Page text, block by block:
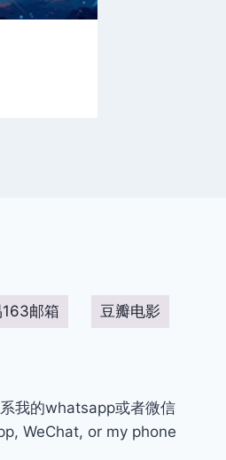
163邮箱 豆瓣电影
我的whatsapp或者微信
WeChat, or my phone